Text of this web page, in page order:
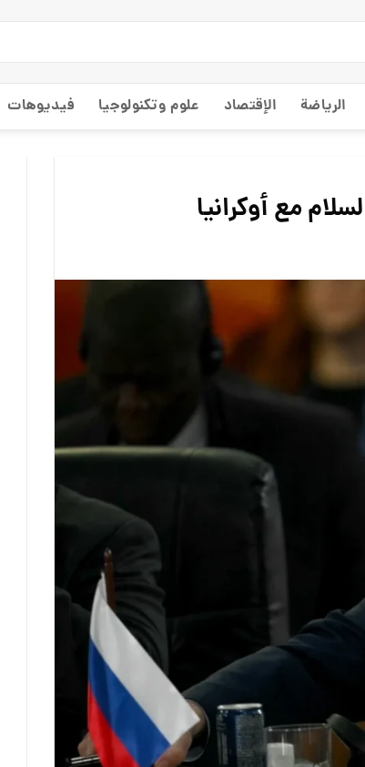
الریاضة الإقتصاد علوم وتكنولوجيا فيديوهات
مع أوكرانيا